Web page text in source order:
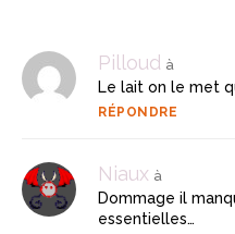
Pilloud à
Le lait on le met
RÉPONDRE
Niaux à
Dommage il
essentielles…